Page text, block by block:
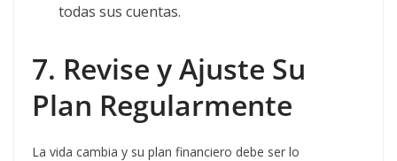
todas sus cuentas.
7. Revise y Ajuste Su
Plan Regularmente
La vida cambia y su plan financiero debe ser lo